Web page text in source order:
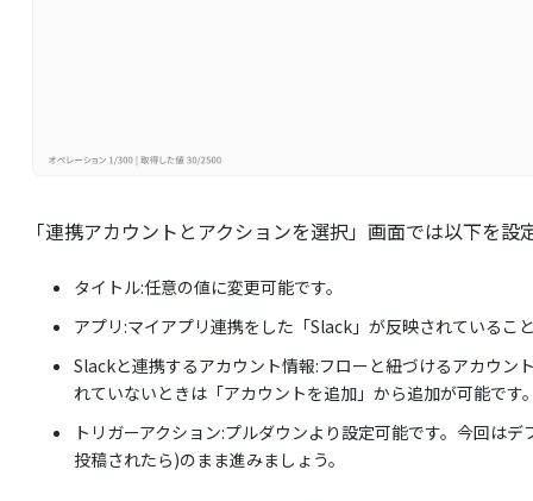
「連携アカウントとアクションを選択」画面では以下を設
タイトル:任意の値に変更可能です。
アプリ:マイアプリ連携をした「Slack」が反映されているこ
Slackと連携するアカウント情報:フローと紐づけるアカウ
れていないときは「アカウントを追加」から追加が可能です
トリガーアクション:プルダウンより設定可能です。今回は
投稿されたら)のまま進みましょう。